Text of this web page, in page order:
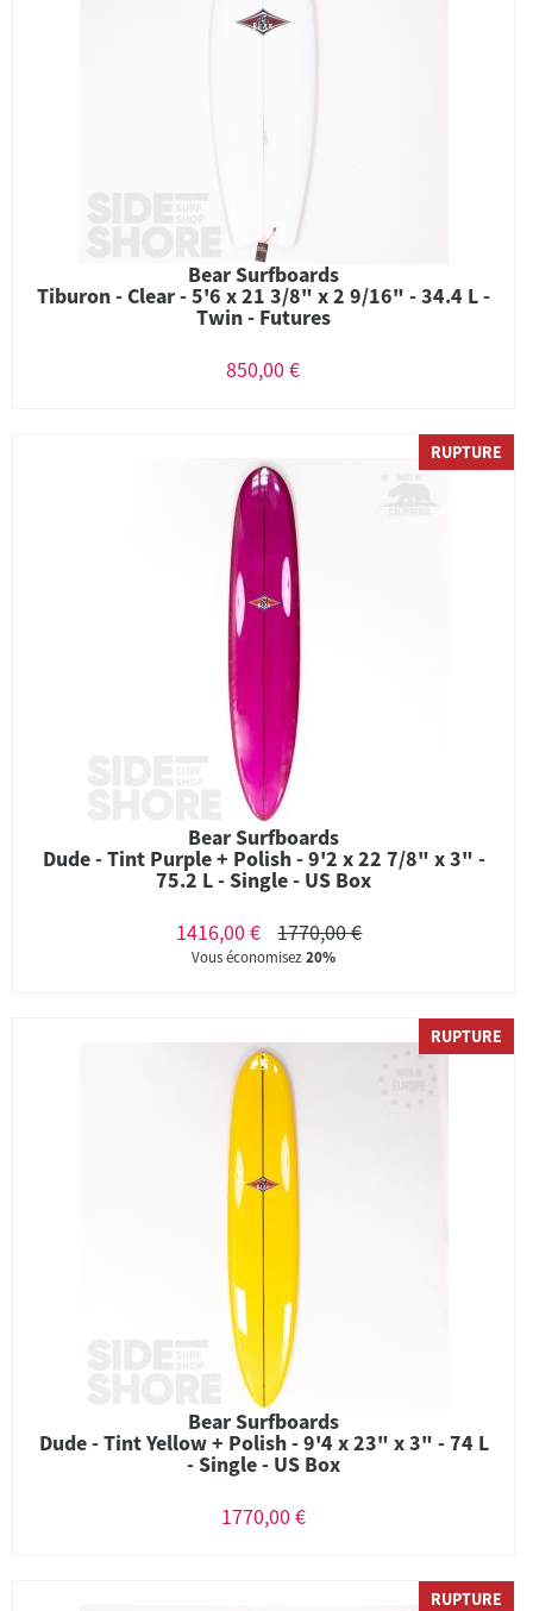
Bear Surfboards
Tiburon - Clear - 5'6 x 21 3/8" x 2 9/16" - 34.4 L -
Twin - Futures
850,00 €
RUPTURE
Bear Surfboards
Dude - Tint Purple + Polish - 9'2 x 22 7/8" x 3" -
75.2 L - Single - US Box
1416,00 €
1770,00 €
Vous économisez20%
RUPTURE
Bear Surfboards
Dude - Tint Yellow + Polish - 9'4 x 23" x 3" - 74 L
- Single - US Box
1770,00 €
RUPTURE